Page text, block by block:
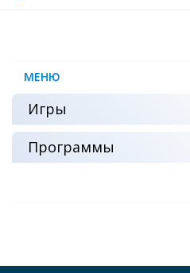
МЕНЮ
Игры
Программы